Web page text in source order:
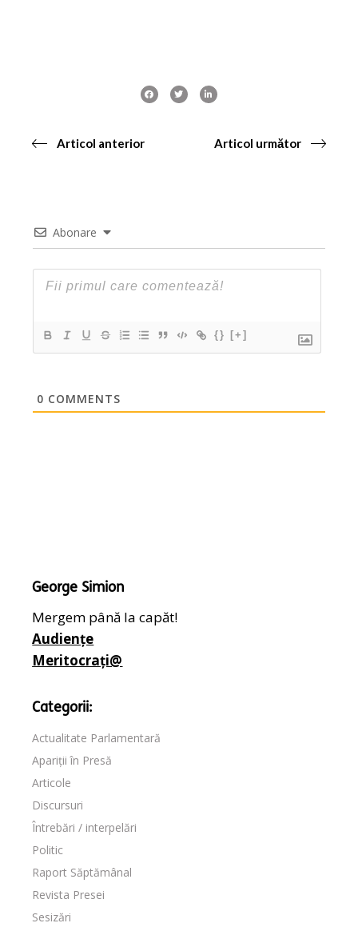
Articol anterior Articol următor
Abonare
{} [+]
0 COMMENTS
George Simion
Mergem până la capăt!
Audiențe
Meritocrați@
Categorii:
Actualitate Parlamentară
Apariții în Presă
Articole
Discursuri
Întrebări / interpelări
Politic
Raport Săptămânal
Revista Presei
Sesizări